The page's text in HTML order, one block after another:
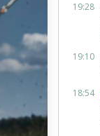
19:28
19:10
18:54